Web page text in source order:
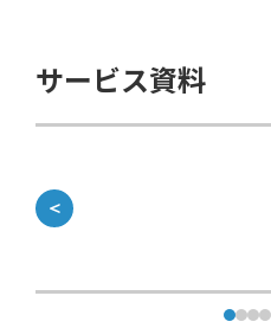
サービス資料
＜